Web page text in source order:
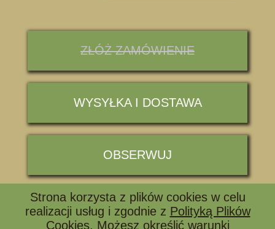
ZŁÓŻ ZAMÓWIENIE
WYSYŁKA I DOSTAWA
OBSERWUJ
📞 ZADZWOŃ I ZAPYTAJ
Strona korzysta z plików cookies w celu
realizacji usług i zgodnie z Polityką Plików
Cookies. Możesz określić warunki